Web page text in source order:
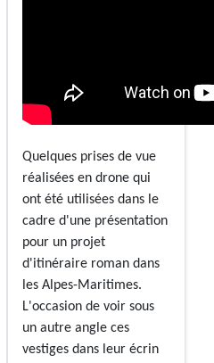
Quelques prises de vue
réalisées en drone qui
ont été utilisées dans le
cadre d'une présentation
pour un projet
d'itinéraire roman dans
les Alpes-Maritimes.
L'occasion de voir sous
un autre angle ces
vestiges dans leur écrin